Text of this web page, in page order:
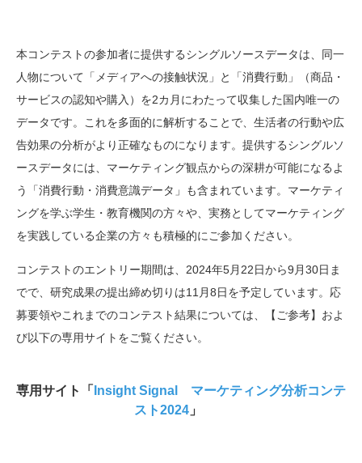
本コンテストの参加者に提供するシングルソースデータは、同一
人物について「メディアへの接触状況」と「消費行動」（商品・
サービスの認知や購入）を2カ月にわたって収集した国内唯一の
データです。これを多面的に解析することで、生活者の行動や広
告効果の分析がより正確なものになります。提供するシングルソ
ースデータには、マーケティング観点からの深耕が可能になるよ
う「消費行動・消費意識データ」も含まれています。マーケティ
ングを学ぶ学生・教育機関の方々や、実務としてマーケティング
を実践している企業の方々も積極的にご参加ください。
コンテストのエントリー期間は、2024年5月22日から9月30日ま
でで、研究成果の提出締め切りは11月8日を予定しています。応
募要領やこれまでのコンテスト結果については、【ご参考】およ
び以下の専用サイトをご覧ください。
専用サイト「 Insight Signal マーケティング分析コンテ
スト2024 」